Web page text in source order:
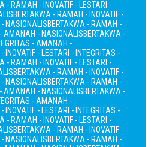
- RAMAH - INOVATIF - LESTARI -
BERTAKWA - RAMAH - INOVATIF -
NASIONALISBERTAKWA - RAMAH -
- AMANAH - NASIONALISBERTAKWA -
- AMANAH -
INOVATIF - LESTARI - INTEGRITAS -
- RAMAH - INOVATIF - LESTARI -
BERTAKWA - RAMAH - INOVATIF -
NASIONALISBERTAKWA - RAMAH -
- AMANAH - NASIONALISBERTAKWA -
- AMANAH -
INOVATIF - LESTARI - INTEGRITAS -
- RAMAH - INOVATIF - LESTARI -
BERTAKWA - RAMAH - INOVATIF -
NASIONALISBERTAKWA - RAMAH -